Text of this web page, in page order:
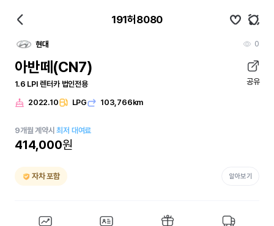
191허8080
현대 0
아반떼(CN7)
1.6 LPI 렌터카 법인전용 공유
2022.10 LPG 103,766km
9개월 계약시최저 대여료
414,000원
자차 포함 알아보기